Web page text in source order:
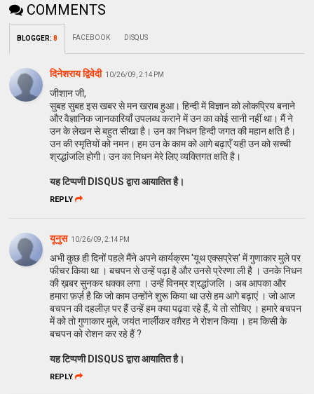
COMMENTS
BLOGGER:8 FACEBOOK DISQUS
दिनेशराय द्विवेदी 10/26/09, 2:14 PM
जीशान जी,
सुबह सुबह इस खबर से मन खराब हुआ। हिन्दी में विज्ञान को लोकप्रिय बनाने
और वैज्ञानिक जानकारियाँ उपलब्ध कराने में उन का कोई सानी नहीं था। मैं ने
उन के लेखन से बहुत सीखा है। उन का निधन हिन्दी जगत की महान क्षति है।
उन की स्मृतियों को नमन। हम उन के काम को आगे बढ़ाएँ यही उन को सच्ची
श्रद्धांजलि होगी। उन का निधन मेरे लिए व्यक्तिगत क्षति है।
यह टिप्पणी DISQUS द्वारा आयातित है।
REPLY
यूनुस 10/26/09, 2:14 PM
अभी कुछ ही दिनों पहले मैंने अपने कार्यक्रम 'यूथ एक्‍सप्रेस' में गुणाकार मुले पर
फीचर किया था । बचपन से उन्‍हें पढ़ा है और उनसे प्रेरणा ली है । उनके निधन
की ख़बर सुनकर धक्‍का लगा । उन्‍हें विनम्र श्रद्धांजलि । अब आपका और
हमारा फ़र्ज़ है कि जो काम उन्‍होंने शुरू किया था उसे हम आगे बढ़ाएं । जो आज
बचपन की दहलीज़ पर हैं उन्‍हें हम क्या पढ़वा रहे हैं, ये तो सोचिए । हमारे बचपन
में को तो गुणाकार मुले, जयंत नार्लीकर वग़ैरह ने रोशन किया । हम किसी के
बचपन को रोशन कर रहे हैं ?
यह टिप्पणी DISQUS द्वारा आयातित है।
REPLY